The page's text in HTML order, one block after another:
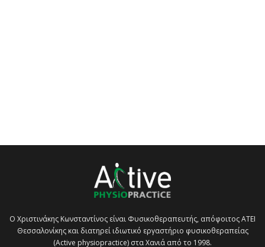
O Χριστινάκης Κωνσταντίνος είναι Φυσικοθεραπευτής, απόφοιτος ΑΤΕΙ
Θεσσαλονίκης και διατηρεί ιδιωτικό εργαστήριο φυσικοθεραπείας
(Active physiopractice) στα Χανιά από το 1998.